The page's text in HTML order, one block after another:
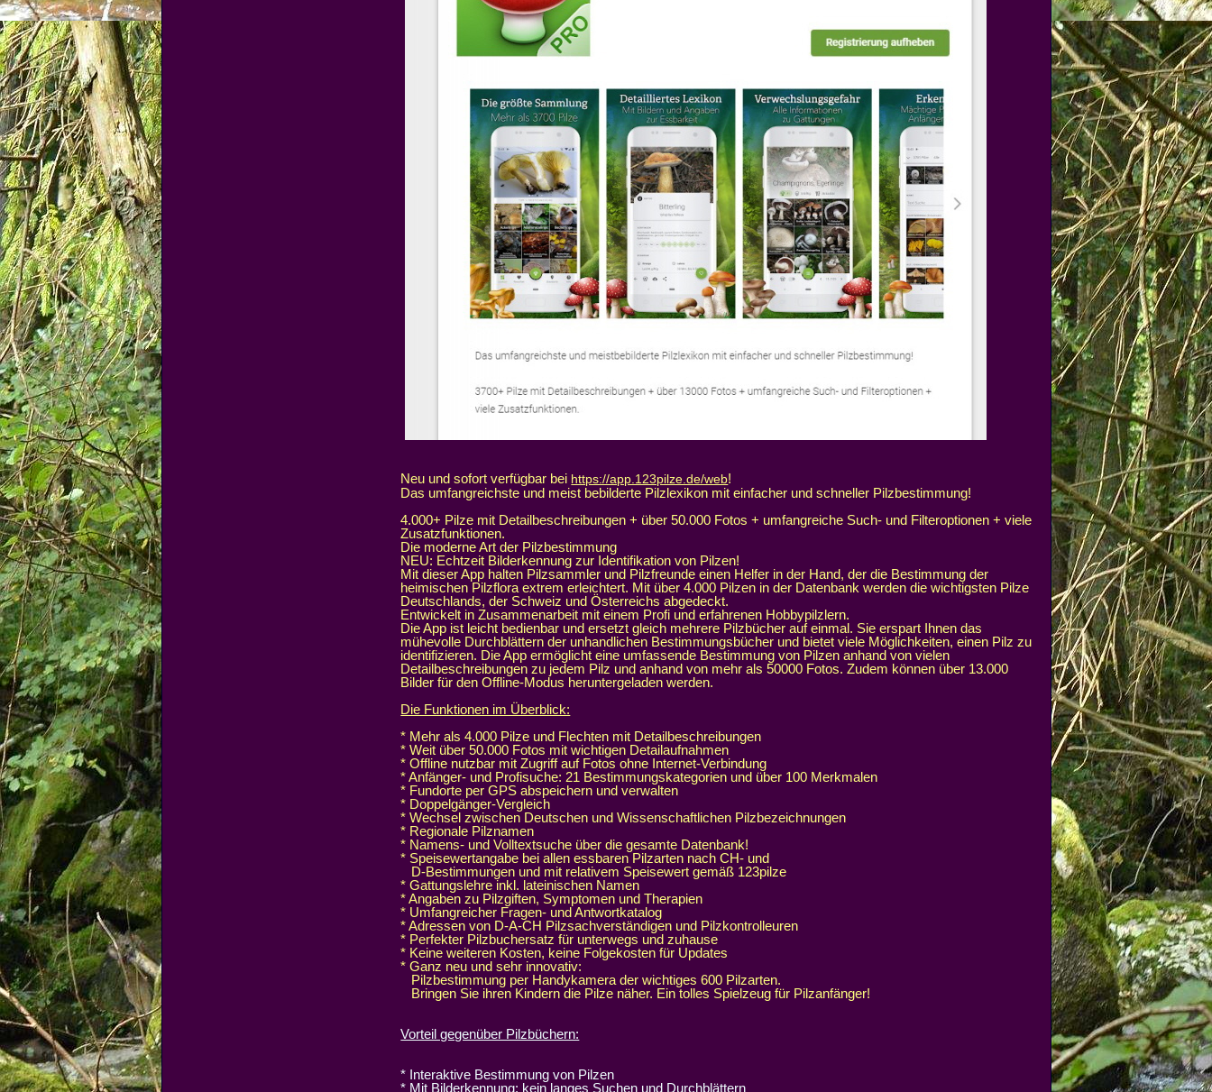
Neu und sofort verfügbar bei https://app.123pilze.de/web!
Das umfangreichste und meist bebilderte Pilzlexikon mit einfacher und schneller Pilzbestimmung!
4.000+ Pilze mit Detailbeschreibungen + über 50.000 Fotos + umfangreiche Such- und Filteroptionen + viele
Zusatzfunktionen.
Die moderne Art der Pilzbestimmung
NEU: Echtzeit Bilderkennung zur Identifikation von Pilzen!
Mit dieser App halten Pilzsammler und Pilzfreunde einen Helfer in der Hand, der die Bestimmung der
heimischen Pilzflora extrem erleichtert. Mit über 4.000 Pilzen in der Datenbank werden die wichtigsten Pilze
Deutschlands, der Schweiz und Österreichs abgedeckt.
Entwickelt in Zusammenarbeit mit einem Profi und erfahrenen Hobbypilzlern.
Die App ist leicht bedienbar und ersetzt gleich mehrere Pilzbücher auf einmal. Sie erspart Ihnen das
mühevolle Durchblättern der unhandlichen Bestimmungsbücher und bietet viele Möglichkeiten, einen Pilz zu
identifizieren. Die App ermöglicht eine umfassende Bestimmung von Pilzen anhand von vielen
Detailbeschreibungen zu jedem Pilz und anhand von mehr als 50000 Fotos. Zudem können über 13.000
Bilder für den Offline-Modus heruntergeladen werden.
Die Funktionen im Überblick:
* Mehr als 4.000 Pilze und Flechten mit Detailbeschreibungen
* Weit über 50.000 Fotos mit wichtigen Detailaufnahmen
* Offline nutzbar mit Zugriff auf Fotos ohne Internet-Verbindung
* Anfänger- und Profisuche: 21 Bestimmungskategorien und über 100 Merkmalen
* Fundorte per GPS abspeichern und verwalten
* Doppelgänger-Vergleich
* Wechsel zwischen Deutschen und Wissenschaftlichen Pilzbezeichnungen
* Regionale Pilznamen
* Namens- und Volltextsuche über die gesamte Datenbank!
* Speisewertangabe bei allen essbaren Pilzarten nach CH- und
D-Bestimmungen und mit relativem Speisewert gemäß 123pilze
* Gattungslehre inkl. lateinischen Namen
* Angaben zu Pilzgiften, Symptomen und Therapien
* Umfangreicher Fragen- und Antwortkatalog
* Adressen von D-A-CH Pilzsachverständigen und Pilzkontrolleuren
* Perfekter Pilzbuchersatz für unterwegs und zuhause
* Keine weiteren Kosten, keine Folgekosten für Updates
* Ganz neu und sehr innovativ:
Pilzbestimmung per Handykamera der wichtiges 600 Pilzarten.
Bringen Sie ihren Kindern die Pilze näher. Ein tolles Spielzeug für Pilzanfänger!
Vorteil gegenüber Pilzbüchern:
* Interaktive Bestimmung von Pilzen
* Mit Bilderkennung: kein langes Suchen und Durchblättern